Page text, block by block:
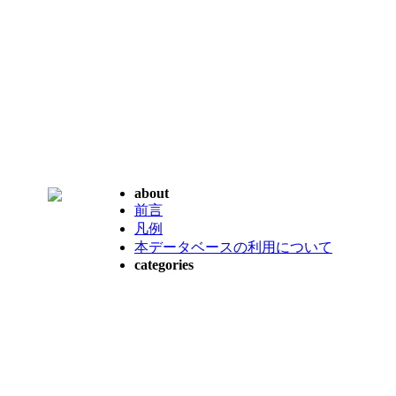
about
前言
凡例
本データベースの利用について
categories